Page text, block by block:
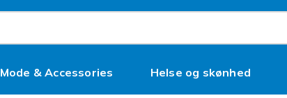
Mode & Accessories Helse og skønhed